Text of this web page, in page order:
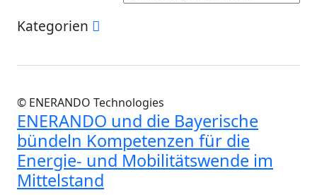
Kategorien
© ENERANDO Technologies
ENERANDO und die Bayerische
bündeln Kompetenzen für die
Energie- und Mobilitätswende im
Mittelstand